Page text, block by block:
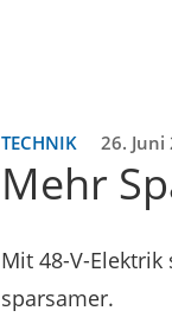
TECHNIK 26. Juni
Mehr
Mit 48-V-
sparsamer.